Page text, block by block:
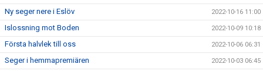
Ny seger nere i Eslöv 2022-10-16 11:00
Islossning mot Boden 2022-10-09 10:18
Första halvlek till oss 2022-10-06 06:31
Seger i hemmapremiären 2022-10-03 06:45